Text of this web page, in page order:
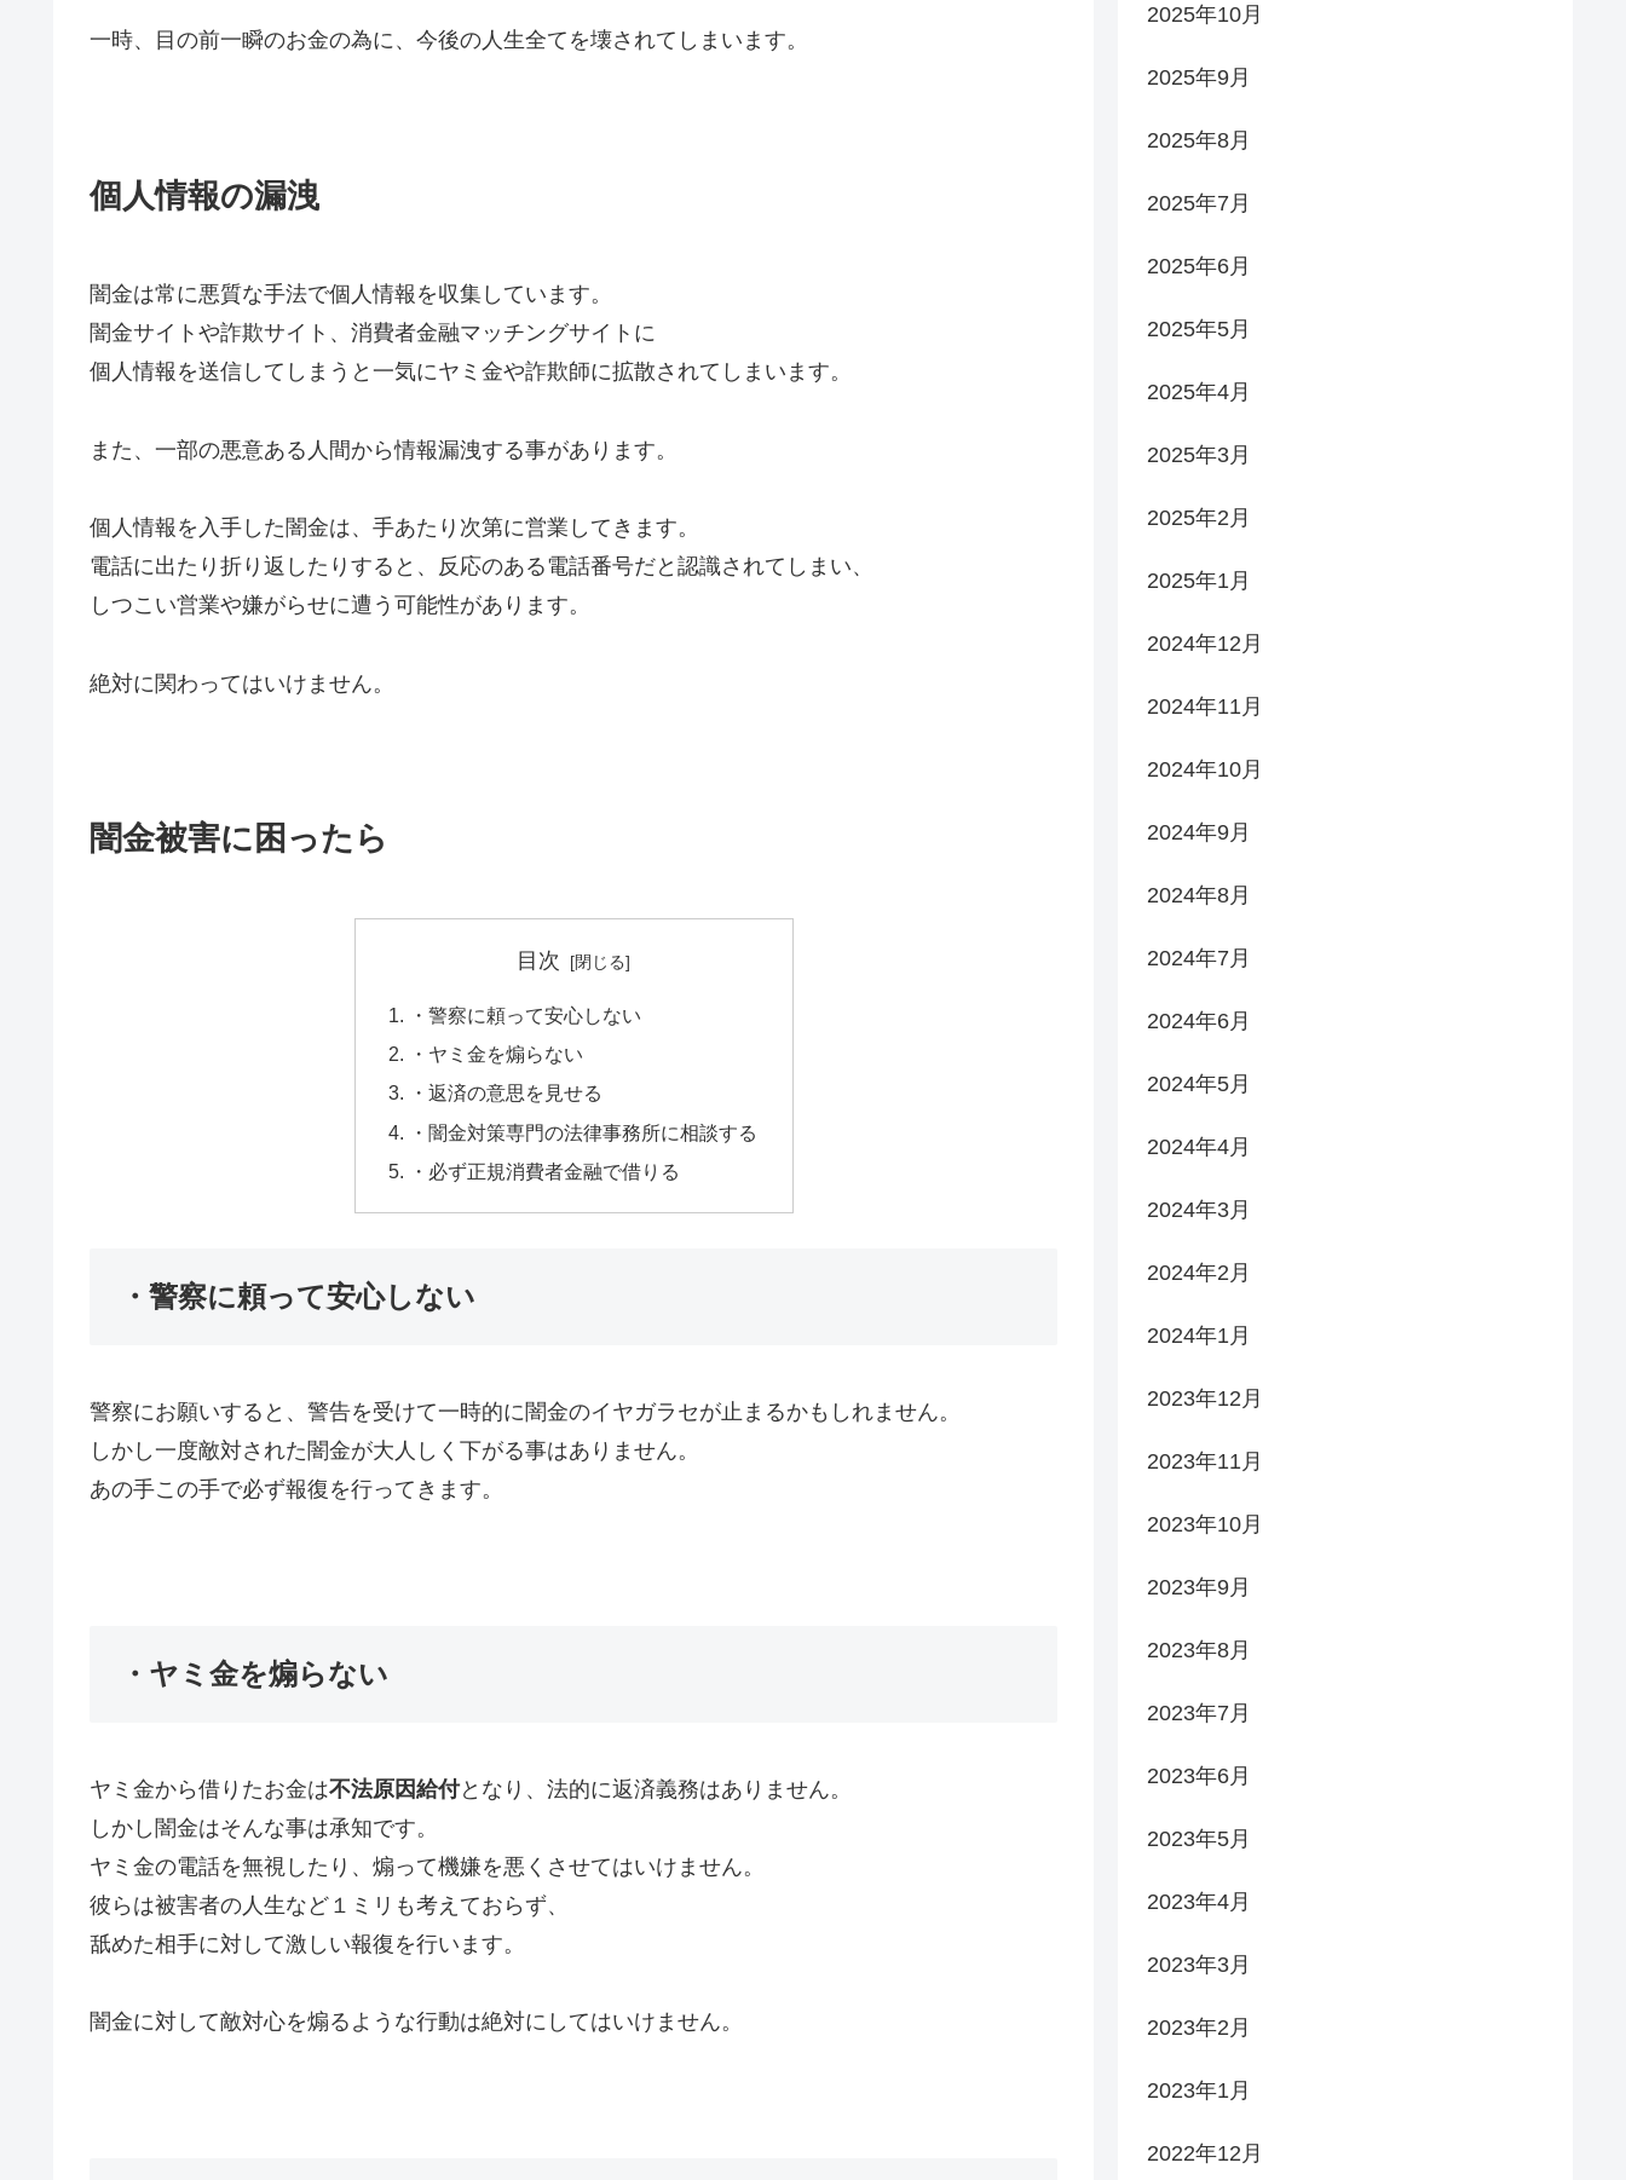
一時、目の前一瞬のお金の為に、今後の人生全てを壊されてしまいます。
個人情報の漏洩
闇金は常に悪質な手法で個人情報を収集しています。
闇金サイトや詐欺サイト、消費者金融マッチングサイトに
個人情報を送信してしまうと一気にヤミ金や詐欺師に拡散されてしまいます。
また、一部の悪意ある人間から情報漏洩する事があります。
個人情報を入手した闇金は、手あたり次第に営業してきます。
電話に出たり折り返したりすると、反応のある電話番号だと認識されてしまい、
しつこい営業や嫌がらせに遭う可能性があります。
絶対に関わってはいけません。
闇金被害に困ったら
目次
・警察に頼って安心しない
・ヤミ金を煽らない
・返済の意思を見せる
・闇金対策専門の法律事務所に相談する
・必ず正規消費者金融で借りる
・警察に頼って安心しない
警察にお願いすると、警告を受けて一時的に闇金のイヤガラセが止まるかもしれません。
しかし一度敵対された闇金が大人しく下がる事はありません。
あの手この手で必ず報復を行ってきます。
・ヤミ金を煽らない
ヤミ金から借りたお金は不法原因給付となり、法的に返済義務はありません。
しかし闇金はそんな事は承知です。
ヤミ金の電話を無視したり、煽って機嫌を悪くさせてはいけません。
彼らは被害者の人生など１ミリも考えておらず、
舐めた相手に対して激しい報復を行います。
闇金に対して敵対心を煽るような行動は絶対にしてはいけません。
2025年10月
2025年9月
2025年8月
2025年7月
2025年6月
2025年5月
2025年4月
2025年3月
2025年2月
2025年1月
2024年12月
2024年11月
2024年10月
2024年9月
2024年8月
2024年7月
2024年6月
2024年5月
2024年4月
2024年3月
2024年2月
2024年1月
2023年12月
2023年11月
2023年10月
2023年9月
2023年8月
2023年7月
2023年6月
2023年5月
2023年4月
2023年3月
2023年2月
2023年1月
2022年12月